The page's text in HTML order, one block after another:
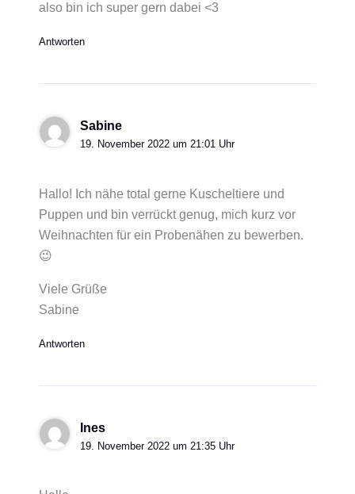
also bin ich super gern dabei <3
Antworten
Sabine
19. November 2022 um 21:01 Uhr
Hallo! Ich nähe total gerne Kuscheltiere und
Puppen und bin verrückt genug, mich kurz vor
Weihnachten für ein Probenähen zu bewerben.
😉
Viele Grüße
Sabine
Antworten
Ines
19. November 2022 um 21:35 Uhr